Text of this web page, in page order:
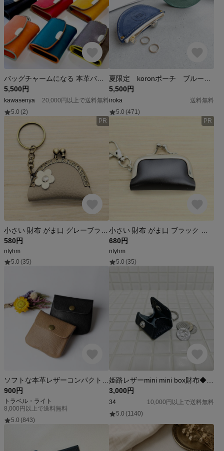
5,500円
kawasenya
20,000円以上で送料無料
5.0 (2)
5,500円
iroka
送料無料
5.0 (471)
PR
580円
ntyhm
5.0 (35)
PR
680円
ntyhm
5.0 (35)
900円
トラベル・ライト
8,000円以上で送料無料
5.0 (843)
3,000円
34
10,000円以上で送料無料
5.0 (1140)